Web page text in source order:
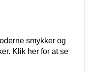
smykker og
Klik her for at se